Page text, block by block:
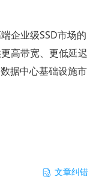
企业级SSD市场的
高带宽、更低延迟
据中心基础设施市
文章纠错